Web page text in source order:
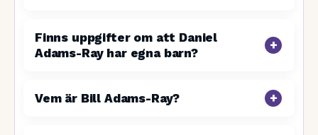
Finns uppgifter om att Daniel
Adams-Ray har egna barn?
Vem är Bill Adams-Ray?